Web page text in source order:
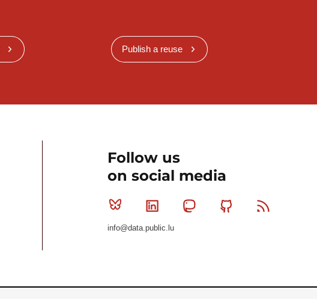
Publish a reuse
Follow us
on social media
Bluesky Linkedin MastodonGithub
info@data.public.lu